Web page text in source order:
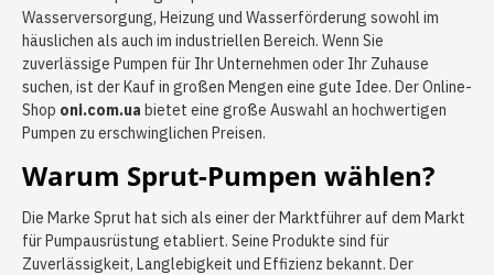
Wasserversorgung, Heizung und Wasserförderung sowohl im
häuslichen als auch im industriellen Bereich. Wenn Sie
zuverlässige Pumpen für Ihr Unternehmen oder Ihr Zuhause
suchen, ist der Kauf in großen Mengen eine gute Idee. Der Online-
Shop oni.com.ua bietet eine große Auswahl an hochwertigen
Pumpen zu erschwinglichen Preisen.
Warum Sprut-Pumpen wählen?
Die Marke Sprut hat sich als einer der Marktführer auf dem Markt
für Pumpausrüstung etabliert. Seine Produkte sind für
Zuverlässigkeit, Langlebigkeit und Effizienz bekannt. Der